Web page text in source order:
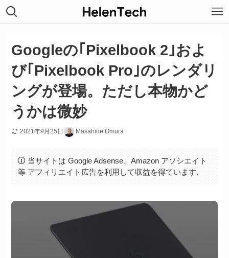
Googleの｢Pixelbook 2｣およ
び｢Pixelbook Pro｣のレンダリ
ングが登場。ただし本物かど
うかは微妙
2021年9月25日 Masahide Omura
当サイトは Google Adsense、Amazon アソシエイト
等 アフィリエイト広告を利用して収益を得ています.